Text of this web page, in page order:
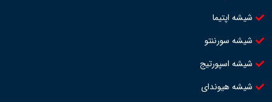
شیشه اپتیما
شیشه سورننتو
شیشه اسپورتیج
شیشه هیوندای